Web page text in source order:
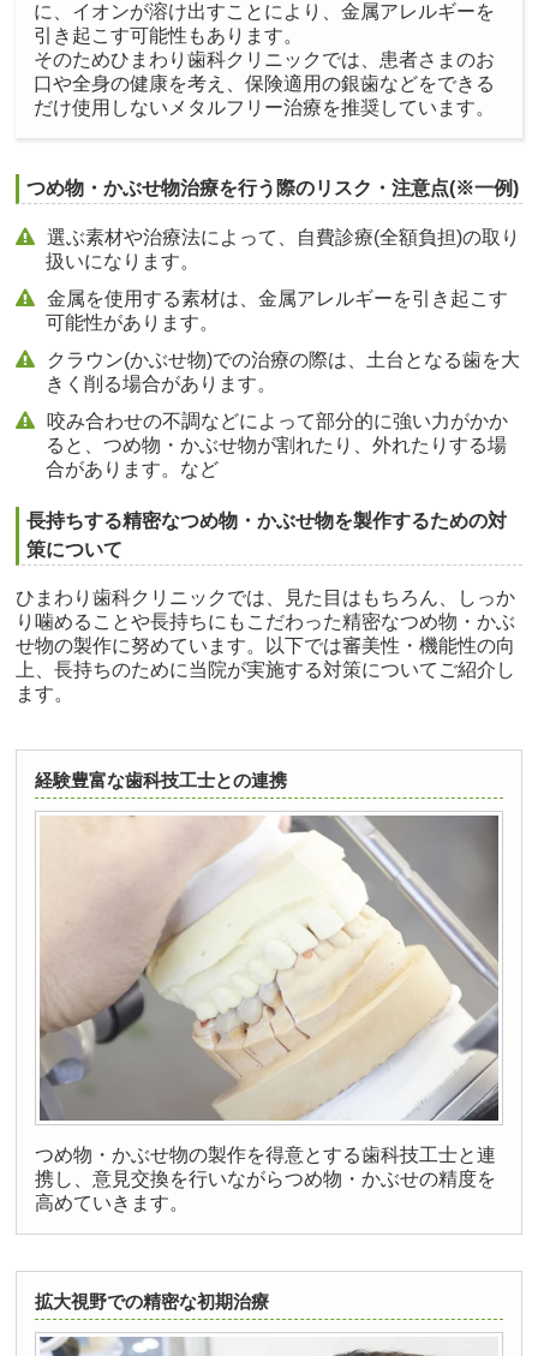
に、イオンが溶け出すことにより、金属アレルギーを
引き起こす可能性もあります。
そのためひまわり歯科クリニックでは、患者さまのお
口や全身の健康を考え、保険適用の銀歯などをできる
だけ使用しないメタルフリー治療を推奨しています。
つめ物・かぶせ物治療を行う際のリスク・注意点(※一例)
選ぶ素材や治療法によって、自費診療(全額負担)の取り
扱いになります。
金属を使用する素材は、金属アレルギーを引き起こす
可能性があります。
クラウン(かぶせ物)での治療の際は、土台となる歯を大
きく削る場合があります。
咬み合わせの不調などによって部分的に強い力がかか
ると、つめ物・かぶせ物が割れたり、外れたりする場
合があります。など
長持ちする精密なつめ物・かぶせ物を製作するための対
策について
ひまわり歯科クリニックでは、見た目はもちろん、しっか
り噛めることや長持ちにもこだわった精密なつめ物・かぶ
せ物の製作に努めています。以下では審美性・機能性の向
上、長持ちのために当院が実施する対策についてご紹介し
ます。
経験豊富な歯科技工士との連携
つめ物・かぶせ物の製作を得意とする歯科技工士と連
携し、意見交換を行いながらつめ物・かぶせの精度を
高めていきます。
拡大視野での精密な初期治療